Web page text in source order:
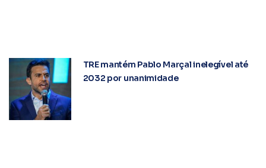
TRE mantém Pablo Marçal inelegível até
2032 por unanimidade